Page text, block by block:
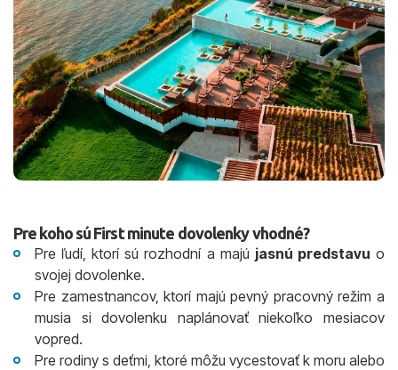
Pre koho sú First minute dovolenky vhodné?
Pre ľudí, ktorí sú rozhodní a majú jasnú predstavu o
svojej dovolenke.
Pre zamestnancov, ktorí majú pevný pracovný režim a
musia si dovolenku naplánovať niekoľko mesiacov
vopred.
Pre rodiny s deťmi, ktoré môžu vycestovať k moru alebo